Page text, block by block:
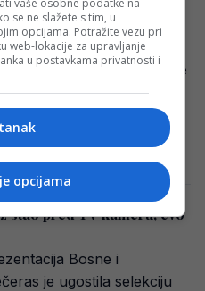
Fanaticosi objavili video
BHFanaticos još jednom je
podrška s tribina za
reprezentacija…
stao pred TV kameru, evo
Bosne i
je ugostila selekciju
se ne slažete s tim, u
opcijama. Potražite vezu pri
web-lokacije za upravljanje
u postavkama privatnosti i
opcijama